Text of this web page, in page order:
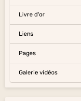
Livre d'or
Liens
Pages
Galerie vidéos